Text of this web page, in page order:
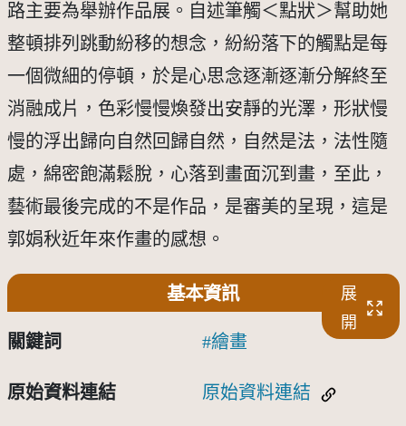
路主要為舉辦作品展。自述筆觸＜點狀＞幫助她
整頓排列跳動紛移的想念，紛紛落下的觸點是每
一個微細的停頓，於是心思念逐漸逐漸分解終至
消融成片，色彩慢慢煥發出安靜的光澤，形狀慢
慢的浮出歸向自然回歸自然，自然是法，法性隨
處，綿密飽滿鬆脫，心落到畫面沉到畫，至此，
藝術最後完成的不是作品，是審美的呈現，這是
郭娟秋近年來作畫的感想。
基本資訊
展
開
關鍵詞 繪畫
原始資料連結 原始資料連結